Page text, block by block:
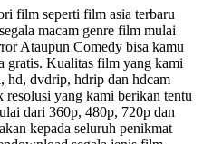
film seperti film asia terbaru
macam genre film mulai
Ataupun Comedy bisa kamu
gratis. Kualitas film yang kami
hd, dvdrip, hdrip dan hdcam
yang kami berikan tentu
dari 360p, 480p, 720p dan
kepada seluruh penikmat